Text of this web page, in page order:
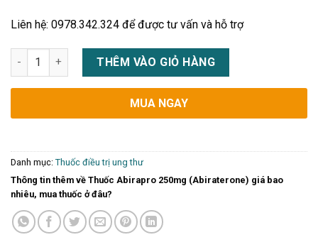
Liên hệ: 0978.342.324 để được tư vấn và hỗ trợ
Thuốc Abirapro 250mg (Abiraterone) giá bao nhiêu, mua
THÊM VÀO GIỎ HÀNG
MUA NGAY
Danh mục: Thuốc điều trị ung thư
Thông tin thêm về Thuốc Abirapro 250mg (Abiraterone) giá bao
nhiêu, mua thuốc ở đâu?